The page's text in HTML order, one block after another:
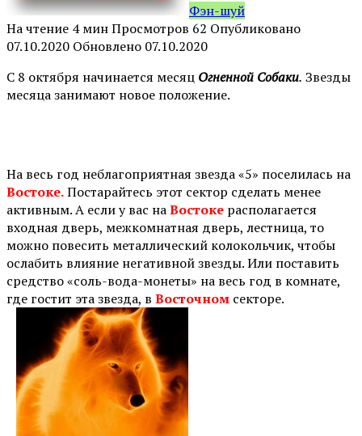
Фэн-шуй
На чтение 4 минПросмотров 62 Опубликовано
07.10.2020 Обновлено 07.10.2020
С 8 октября начинается месяц Огненной Собаки. Звезды
месяца занимают новое положение.
На весь год неблагоприятная звезда «5» поселилась на
Востоке.Постарайтесь этот сектор сделать менее
активным. А если у вас наВостоке располагается
входная дверь, межкомнатная дверь, лестница, то
можно повесить металлический колокольчик, чтобы
ослабить влияние негативной звезды. Или поставить
средство «соль-вода-монеты» на весь год в комнате,
где гостит эта звезда, в Восточном секторе.